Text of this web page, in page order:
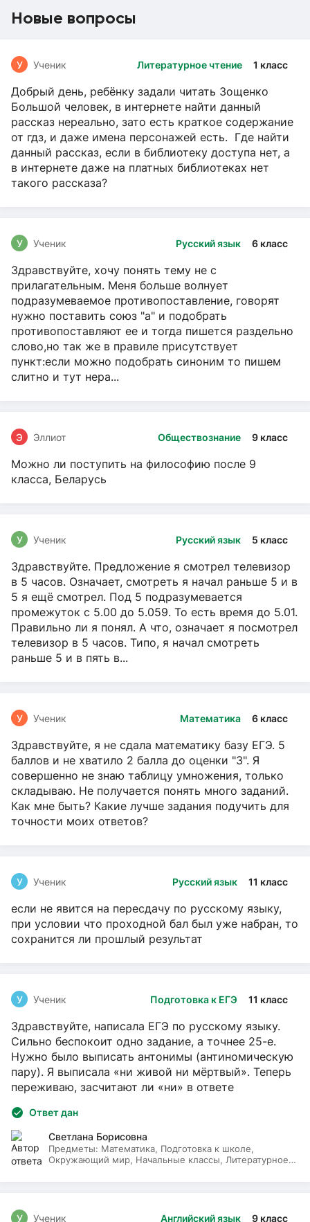
Новые вопросы
Литературное чтение 1 класс
У Ученик
Добрый день, ребёнку задали читать Зощенко
Большой человек, в интернете найти данный
рассказ нереально, зато есть краткое содержание
от гдз, и даже имена персонажей есть. Где найти
данный рассказ, если в библиотеку доступа нет, а
в интернете даже на платных библиотеках нет
такого рассказа?
Русский язык 6 класс
У Ученик
Здравствуйте, хочу понять тему не с
прилагательным. Меня больше волнует
подразумеваемое противопоставление, говорят
нужно поставить союз "а" и подобрать
противопоставляют ее и тогда пишется раздельно
слово,но так же в правиле присутствует
пункт:если можно подобрать синоним то пишем
слитно и тут нера...
Обществознание 9 класс
Э Эллиот
Можно ли поступить на философию после 9
класса, Беларусь
Русский язык 5 класс
У Ученик
Здравствуйте. Предложение я смотрел телевизор
в 5 часов. Означает, смотреть я начал раньше 5 и в
5 я ещё смотрел. Под 5 подразумевается
промежуток с 5.00 до 5.059. То есть время до 5.01.
Правильно ли я понял. А что, означает я посмотрел
телевизор в 5 часов. Типо, я начал смотреть
раньше 5 и в пять в...
Математика 6 класс
У Ученик
Здравствуйте, я не сдала математику базу ЕГЭ. 5
баллов и не хватило 2 балла до оценки "3". Я
совершенно не знаю таблицу умножения, только
складываю. Не получается понять много заданий.
Как мне быть? Какие лучше задания подучить для
точности моих ответов?
Русский язык 11 класс
У Ученик
если не явится на пересдачу по русскому языку,
при условии что проходной бал был уже набран, то
сохранится ли прошлый результат
Подготовка к ЕГЭ 11 класс
У Ученик
Здравствуйте, написала ЕГЭ по русскому языку.
Сильно беспокоит одно задание, а точнее 25-е.
Нужно было выписать антонимы (антиномическую
пару). Я выписала «ни живой ни мёртвый». Теперь
переживаю, засчитают ли «ни» в ответе
Ответ дан
Светлана Борисовна
Предметы: Математика, Подготовка к школе,
Окружающий мир, Начальные классы, Литературное
Английский язык 9 класс
У Ученик